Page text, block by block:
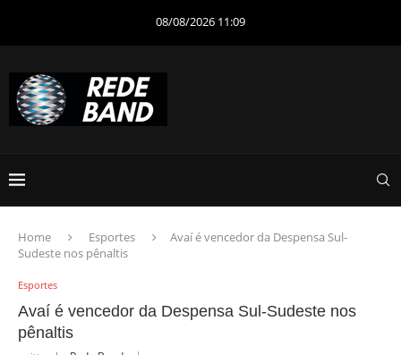
08/08/2026 11:09
Home Esportes
Avaí é vencedor da Despensa Sul-
Sudeste nos pênaltis
Esportes
Avaí é vencedor da Despensa Sul-Sudeste nos
pênaltis